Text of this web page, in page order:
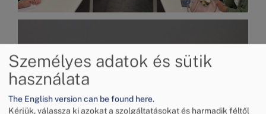
Személyes adatok és sütik
használata
The English version can be found here.
Kérjük, válassza ki azokat a szolgáltatásokat és harmadik féltől